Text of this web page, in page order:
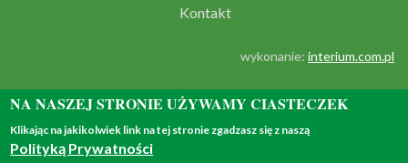
Kontakt
wykonanie: interium.com.pl
NA NASZEJ STRONIE UŻYWAMY CIASTECZEK
Klikając na jakikolwiek link na tej stronie zgadzasz się z naszą
Polityką Prywatności